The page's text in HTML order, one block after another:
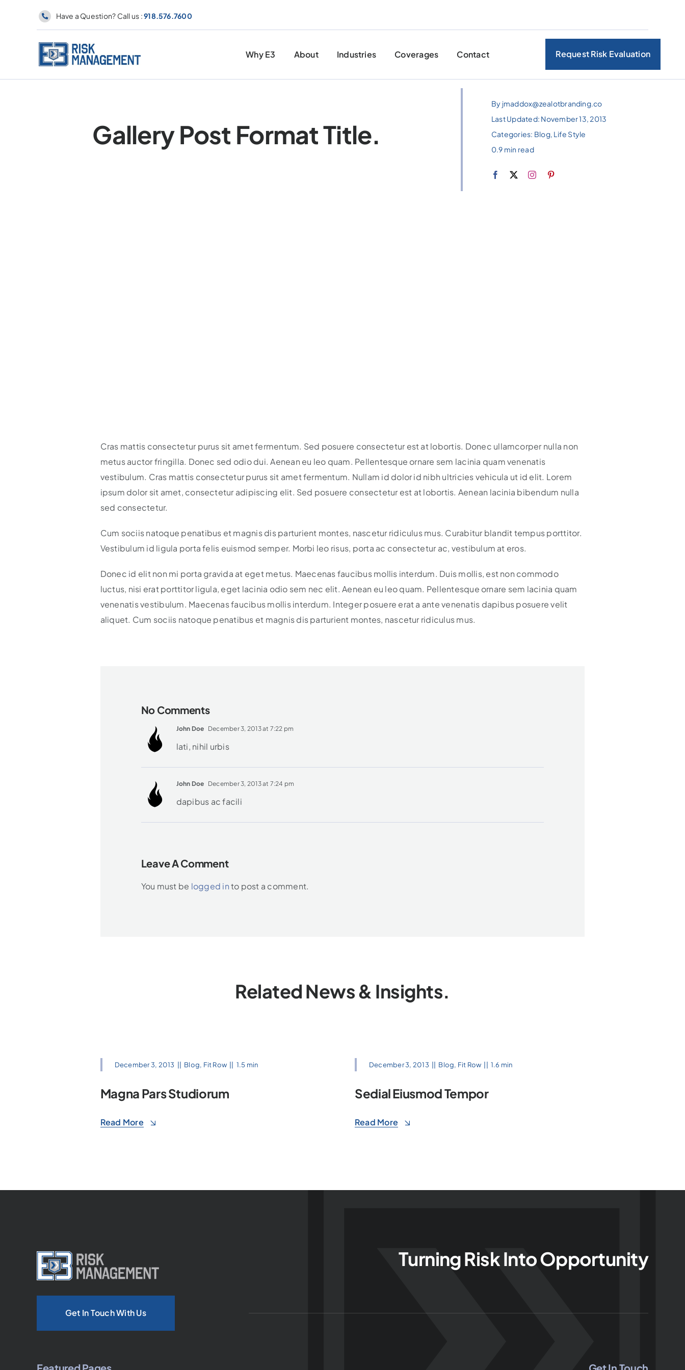
Have a Question? Call us :918.576.7600
Why E3 About Industries Coverages Contact Request Risk Evaluation
Gallery Post Format Title.
By jmaddox@zealotbranding.co
Last Updated: November 13, 2013
Categories: Blog, Life Style
0.9 min read
Cras mattis consectetur purus sit amet fermentum. Sed posuere consectetur est at lobortis. Donec ullamcorper nulla non
metus auctor fringilla. Donec sed odio dui. Aenean eu leo quam. Pellentesque ornare sem lacinia quam venenatis
vestibulum. Cras mattis consectetur purus sit amet fermentum. Nullam id dolor id nibh ultricies vehicula ut id elit. Lorem
ipsum dolor sit amet, consectetur adipiscing elit. Sed posuere consectetur est at lobortis. Aenean lacinia bibendum nulla
sed consectetur.
Cum sociis natoque penatibus et magnis dis parturient montes, nascetur ridiculus mus. Curabitur blandit tempus porttitor.
Vestibulum id ligula porta felis euismod semper. Morbi leo risus, porta ac consectetur ac, vestibulum at eros.
Donec id elit non mi porta gravida at eget metus. Maecenas faucibus mollis interdum. Duis mollis, est non commodo
luctus, nisi erat porttitor ligula, eget lacinia odio sem nec elit. Aenean eu leo quam. Pellentesque ornare sem lacinia quam
venenatis vestibulum. Maecenas faucibus mollis interdum. Integer posuere erat a ante venenatis dapibus posuere velit
aliquet. Cum sociis natoque penatibus et magnis dis parturient montes, nascetur ridiculus mus.
No Comments
John Doe December 3, 2013 at 7:22 pm
lati, nihil urbis
John Doe December 3, 2013 at 7:24 pm
dapibus ac facili
Leave A Comment
You must be logged into post a comment.
Related News & Insights.
December 3, 2013 Blog, Fit Row 1.5 min
Magna Pars Studiorum
Read More
December 3, 2013 Blog, Fit Row 1.6 min
Sedial Eiusmod Tempor
Read More
Turning Risk Into Opportunity
Get In Touch With Us